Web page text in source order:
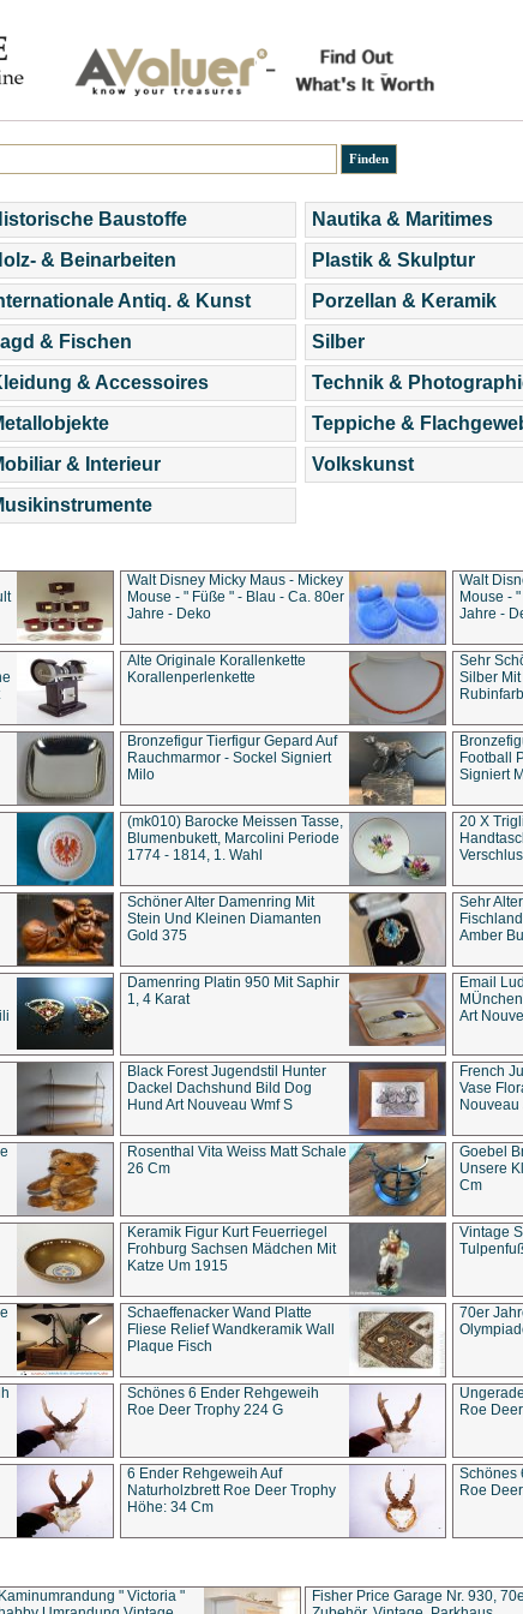
Baustoffe
& Beinarbeiten
Antiq. & Kunst
& Fischen
& Accessoires
& Interieur
Nautika & Maritimes
Plastik & Skulptur
Porzellan & Keramik
Silber
Technik &
Teppiche &
Volkskunst
Walt Disney Micky Maus - Mickey
Mouse - " Füße " - Blau - Ca. 80er
Jahre - Deko
Walt
Mouse -
Jahre -
Alte Originale Korallenkette
Korallenperlenkette
Sehr
Silber
Bronzefigur Tierfigur Gepard Auf
Rauchmarmor - Sockel Signiert
Milo
Football
Signiert
(mk010) Barocke Meissen Tasse,
Blumenbukett, Marcolini Periode
1774 - 1814, 1. Wahl
20 X
Schöner Alter Damenring Mit
Stein Und Kleinen Diamanten
Gold 375
Sehr
Amber
Damenring Platin 950 Mit Saphir
1, 4 Karat
Email
Art
Black Forest Jugendstil Hunter
Dackel Dachshund Bild Dog
Hund Art Nouveau Wmf S
French
Vase
Rosenthal Vita Weiss Matt Schale
26 Cm
Goebel
Unsere
Cm
Keramik Figur Kurt Feuerriegel
Frohburg Sachsen Mädchen Mit
Katze Um 1915
Vintage
Schaeffenacker Wand Platte
Fliese Relief Wandkeramik Wall
Plaque Fisch
70er
Schönes 6 Ender Rehgeweih
Roe Deer Trophy 224 G
Roe
6 Ender Rehgeweih Auf
Naturholzbrett Roe Deer Trophy
Höhe: 34 Cm
Schönes
Roe
" Victoria "
Fisher Price Garage Nr. 930,